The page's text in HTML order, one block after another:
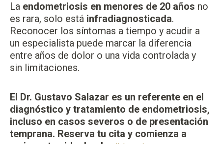
La endometriosis en menores de 20 años no
es rara, solo está infradiagnosticada.
Reconocer los síntomas a tiempo y acudir a
un especialista puede marcar la diferencia
entre años de dolor o una vida controlada y
sin limitaciones.
El Dr. Gustavo Salazar es un referente en el
diagnóstico y tratamiento de endometriosis,
incluso en casos severos o de presentación
temprana. Reserva tu cita y comienza a